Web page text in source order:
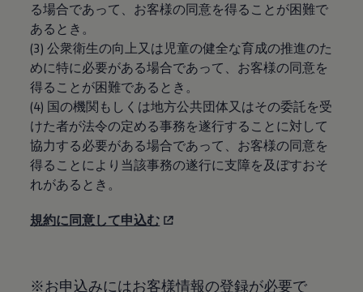
る場合であって、お客様の同意を得ることが困難で
あるとき。
(3) 公衆衛生の向上又は児童の健全な育成の推進のた
めに特に必要がある場合であって、お客様の同意を
得ることが困難であるとき。
(4) 国の機関もしくは地方公共団体又はその委託を受
けた者が法令の定める事務を遂行することに対して
協力する必要がある場合であって、お客様の同意を
得ることにより当該事務の遂行に支障を及ぼすおそ
れがあるとき。
規約に同意して申込む
※お申込みにはお客様情報の登録が必要で